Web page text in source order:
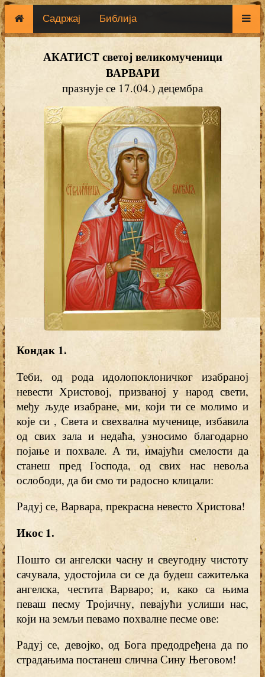
Садржај Библија
АКАТИСТ светој великомученици
ВАРВАРИ
празнује се 17.(04.) децембра
Кондак 1.
Теби, од рода идолопоклоничког изабраној
невести Христовој, призваној у народ свети,
међу људе изабране, ми, који ти се молимо и
које си , Света и свехвална мученице, избавила
од свих зала и недаћа, узносимо благодарно
појање и похвале. А ти, имајући смелости да
станеш пред Господа, од свих нас невоља
ослободи, да би смо ти радосно клицали:
Радуј се, Варвара, прекрасна невесто Христова!
Икос 1.
Пошто си ангелски часну и свеугодну чистоту
сачувала, удостојила си се да будеш сажитељка
ангелска, честита Варваро; и, како са њима
певаш песму Тројичну, певајући услиши нас,
који на земљи певамо похвалне песме ове:
Радуј се, девојко, од Бога предодређена да по
страдањима постанеш слична Сину Његовом!